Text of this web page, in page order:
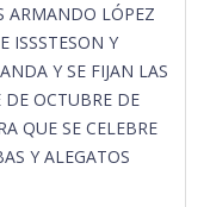
ARMANDO LÓPEZ
ISSSTESON Y
Y SE FIJAN LAS
DE OCTUBRE DE
QUE SE CELEBRE
Y ALEGATOS